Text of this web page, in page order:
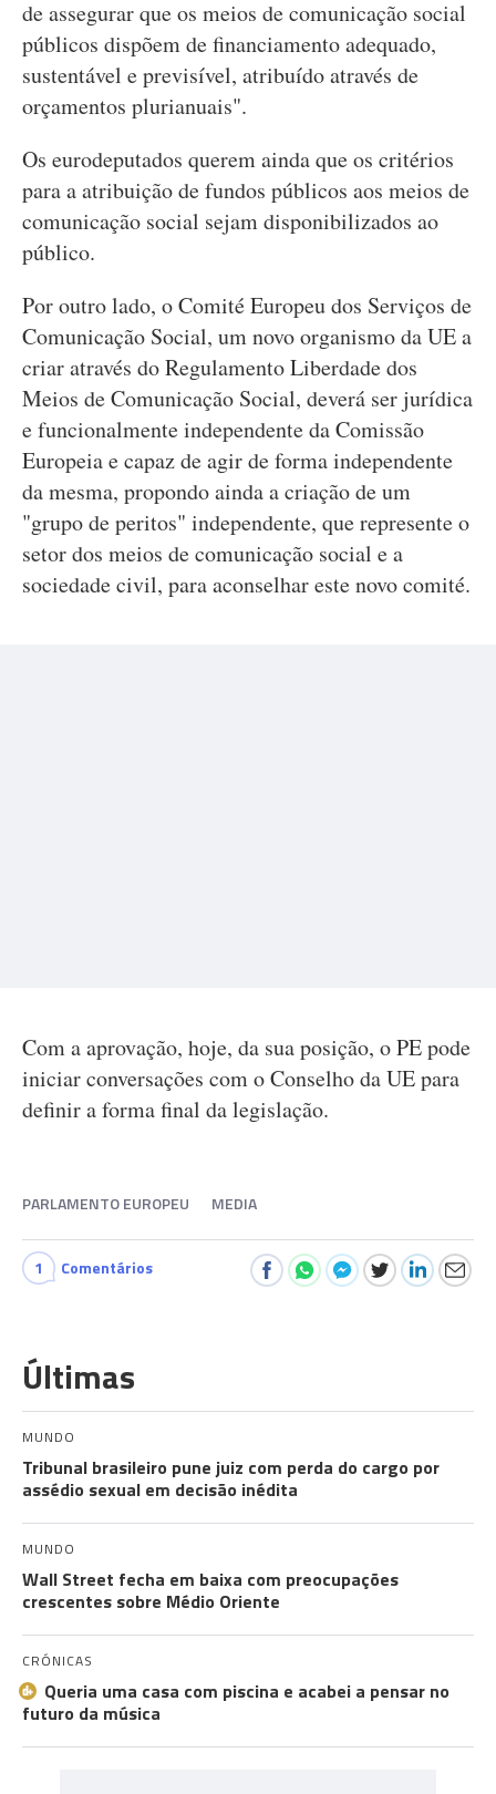
de assegurar que os meios de comunicação social
públicos dispõem de financiamento adequado,
sustentável e previsível, atribuído através de
orçamentos plurianuais".
Os eurodeputados querem ainda que os critérios
para a atribuição de fundos públicos aos meios de
comunicação social sejam disponibilizados ao
público.
Por outro lado, o Comité Europeu dos Serviços de
Comunicação Social, um novo organismo da UE a
criar através do Regulamento Liberdade dos
Meios de Comunicação Social, deverá ser jurídica
e funcionalmente independente da Comissão
Europeia e capaz de agir de forma independente
da mesma, propondo ainda a criação de um
"grupo de peritos" independente, que represente o
setor dos meios de comunicação social e a
sociedade civil, para aconselhar este novo comité.
Com a aprovação, hoje, da sua posição, o PE pode
iniciar conversações com o Conselho da UE para
definir a forma final da legislação.
PARLAMENTO EUROPEU MEDIA
1 Comentários
Últimas
MUNDO
Tribunal brasileiro pune juiz com perda do cargo por
assédio sexual em decisão inédita
MUNDO
Wall Street fecha em baixa com preocupações
crescentes sobre Médio Oriente
CRÓNICAS
Queria uma casa com piscina e acabei a pensar no
futuro da música